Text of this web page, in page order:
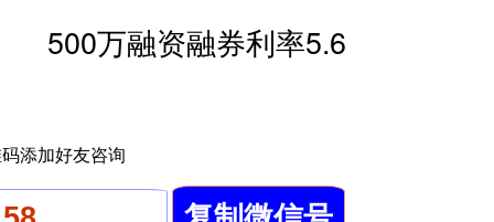
500万融资融券利率5.6
添加好友咨询